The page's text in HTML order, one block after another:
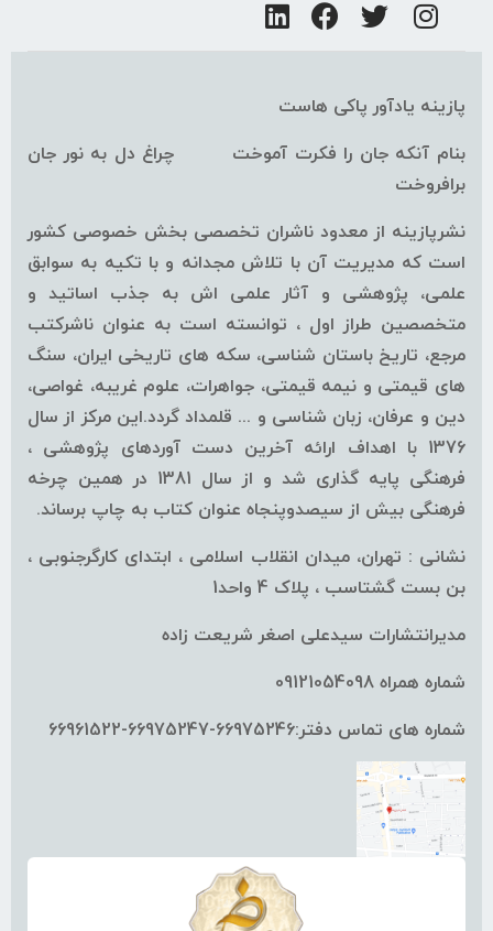
پازینه یادآور پاکی هاست
بنام آنکه جان را فکرت آموخت چراغ دل به نور جان
برافروخت
نشرپازینه از معدود ناشران تخصصی بخش خصوصی کشور
است که مدیریت آن با تلاش مجدانه و با تکیه به سوابق
علمی، پژوهشی و آثار علمی اش به جذب اساتید و
متخصصین طراز اول ، توانسته است به عنوان ناشرکتب
مرجع، تاریخ باستان شناسی، سکه های تاریخی ایران، سنگ
های قیمتی و نیمه قیمتی، جواهرات، علوم غریبه، غواصی،
دین و عرفان، زبان شناسی و ... قلمداد گردد.این مرکز از سال
1376 با اهداف ارائه آخرین دست آوردهای پژوهشی ،
فرهنگی پایه گذاری شد و از سال 1381 در همین چرخه
فرهنگی بیش از سیصدوپنجاه عنوان کتاب به چاپ برساند.
نشانی : تهران، میدان انقلاب اسلامی ، ابتدای کارگرجنوبی ،
بن بست گشتاسب ، پلاک 4 واحد1
مدیرانتشارات سیدعلی اصغر شریعت زاده
شماره همراه 09121054098
شماره های تماس دفتر:66975246-66975247-66961522